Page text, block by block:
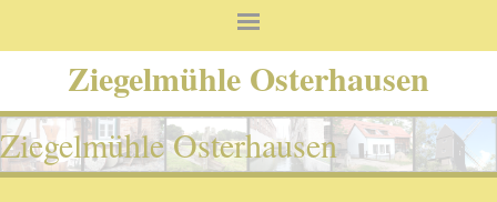
Ziegelmühle Osterhausen
Ziegelmühle Osterhausen